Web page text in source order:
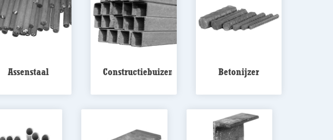
Assenstaal Constructiebuizen Betonijzer